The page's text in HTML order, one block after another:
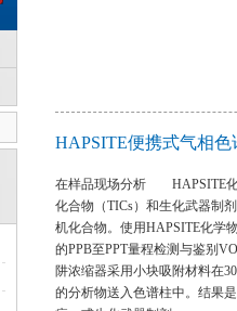
HAPSITE便携式气相
在样品现场分析 HAPSITE化
化合物（TICs）和生化武器制
机化合物。使用HAPSITE化学
的PPB至PPT量程检测与鉴别
阱浓缩器采用小块吸附材料在
的分析物送入色谱柱中。结果